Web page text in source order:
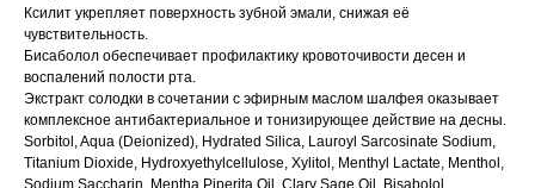
Ксилит укрепляет поверхность зубной эмали, снижая её
чувствительность.
Бисаболол обеспечивает профилактику кровоточивости десен и
воспалений полости рта.
Экстракт солодки в сочетании с эфирным маслом шалфея оказывает
комплексное антибактериальное и тонизирующее действие на десны.
Sorbitol, Aqua (Deionized), Hydrated Silica, Lauroyl Sarcosinate Sodium,
Titanium Dioxide, Hydroxyethylcellulose, Xylitol, Menthyl Lactate, Menthol,